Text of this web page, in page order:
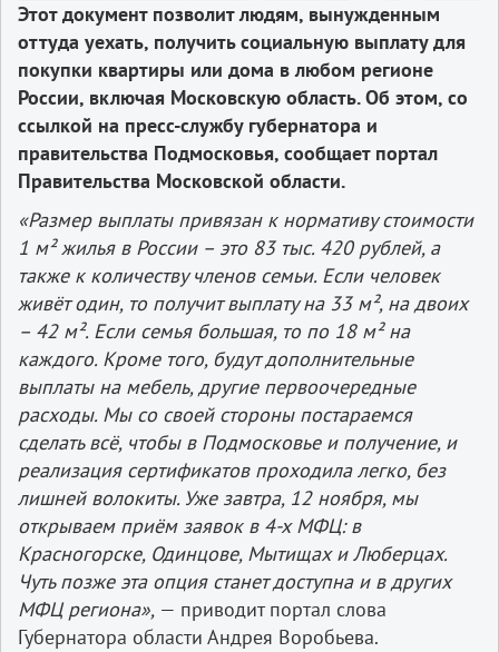
Этот документ позволит людям, вынужденным
оттуда уехать, получить социальную выплату для
покупки квартиры или дома в любом регионе
России, включая Московскую область. Об этом, со
ссылкой на пресс-службу губернатора и
правительства Подмосковья, сообщает портал
Правительства Московской области.
«Размер выплаты привязан к нормативу стоимости
1 м² жилья в России – это 83 тыс. 420 рублей, а
также к количеству членов семьи. Если человек
живёт один, то получит выплату на 33 м², на двоих
– 42 м². Если семья большая, то по 18 м² на
каждого. Кроме того, будут дополнительные
выплаты на мебель, другие первоочередные
расходы. Мы со своей стороны постараемся
сделать всё, чтобы в Подмосковье и получение, и
реализация сертификатов проходила легко, без
лишней волокиты. Уже завтра, 12 ноября, мы
открываем приём заявок в 4-х МФЦ: в
Красногорске, Одинцове, Мытищах и Люберцах.
Чуть позже эта опция станет доступна и в других
МФЦ региона», — приводит портал слова
Губернатора области Андрея Воробьева.